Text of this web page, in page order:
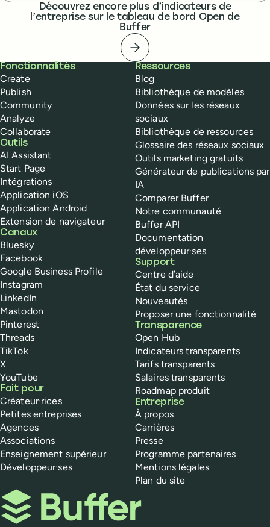
Découvrez encore plus d’indicateurs de
l’entreprise sur le tableau de bord Open de
Buffer
Tableau de bord Open
Buffer
Fonctionnalités
Create
Publish
Community
Analyze
Collaborate
Outils
AI Assistant
Start Page
Intégrations
Application iOS
Application Android
Extension de navigateur
Canaux
Bluesky
Facebook
Google Business Profile
Instagram
LinkedIn
Mastodon
Pinterest
Threads
TikTok
X
YouTube
Fait pour
Créateur·rices
Petites entreprises
Agences
Associations
Enseignement supérieur
Développeur·ses
Ressources
Blog
Bibliothèque de modèles
Données sur les réseaux
sociaux
Bibliothèque de ressources
Glossaire des réseaux sociaux
Outils marketing gratuits
Générateur de publications par
IA
Comparer Buffer
Notre communauté
Buffer API
Documentation
développeur·ses
Support
Centre d’aide
État du service
Nouveautés
Proposer une fonctionnalité
Transparence
Open Hub
Indicateurs transparents
Tarifs transparents
Salaires transparents
Roadmap produit
Entreprise
À propos
Carrières
Presse
Programme partenaires
Mentions légales
Plan du site
Buffer